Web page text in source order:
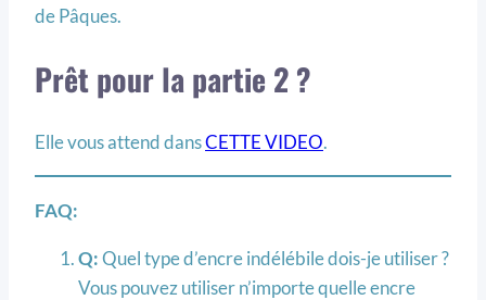
de Pâques.
Prêt pour la partie 2 ?
Elle vous attend dansCETTE VIDEO.
FAQ:
Q:Quel type d’encre indélébile dois-je utiliser ?
Vous pouvez utiliser n’importe quelle encre